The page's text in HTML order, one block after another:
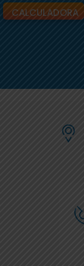
CALCULADORA